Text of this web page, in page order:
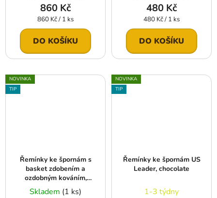
860 Kč
Měrná
cena:
860 Kč / 1 ks
DO KOŠÍKU
480 Kč
Měrná
cena:
480 Kč / 1 ks
DO KOŠÍKU
NOVINKA
TIP
Řemínky ke špornám s
basket zdobením a
ozdobným kováním,
chestnut
Skladem (1 ks)
NOVINKA
TIP
Řemínky ke špornám US
Leader, chocolate
1-3 týdny